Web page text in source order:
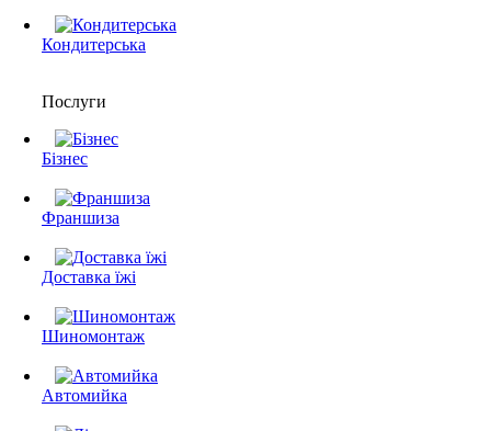
Кондитерська
Послуги
Бізнес
Франшиза
Доставка їжі
Шиномонтаж
Автомийка